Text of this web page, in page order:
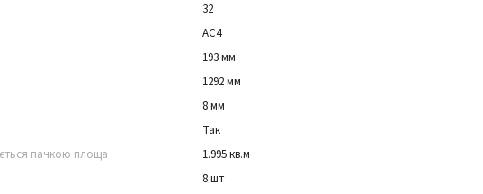
32
АС4
193 мм
1292 мм
8 мм
Так
пачкою площа
1.995 кв.м
8 шт